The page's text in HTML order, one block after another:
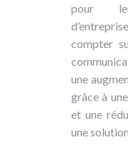
pour
compter
une
grâce à
et une
une